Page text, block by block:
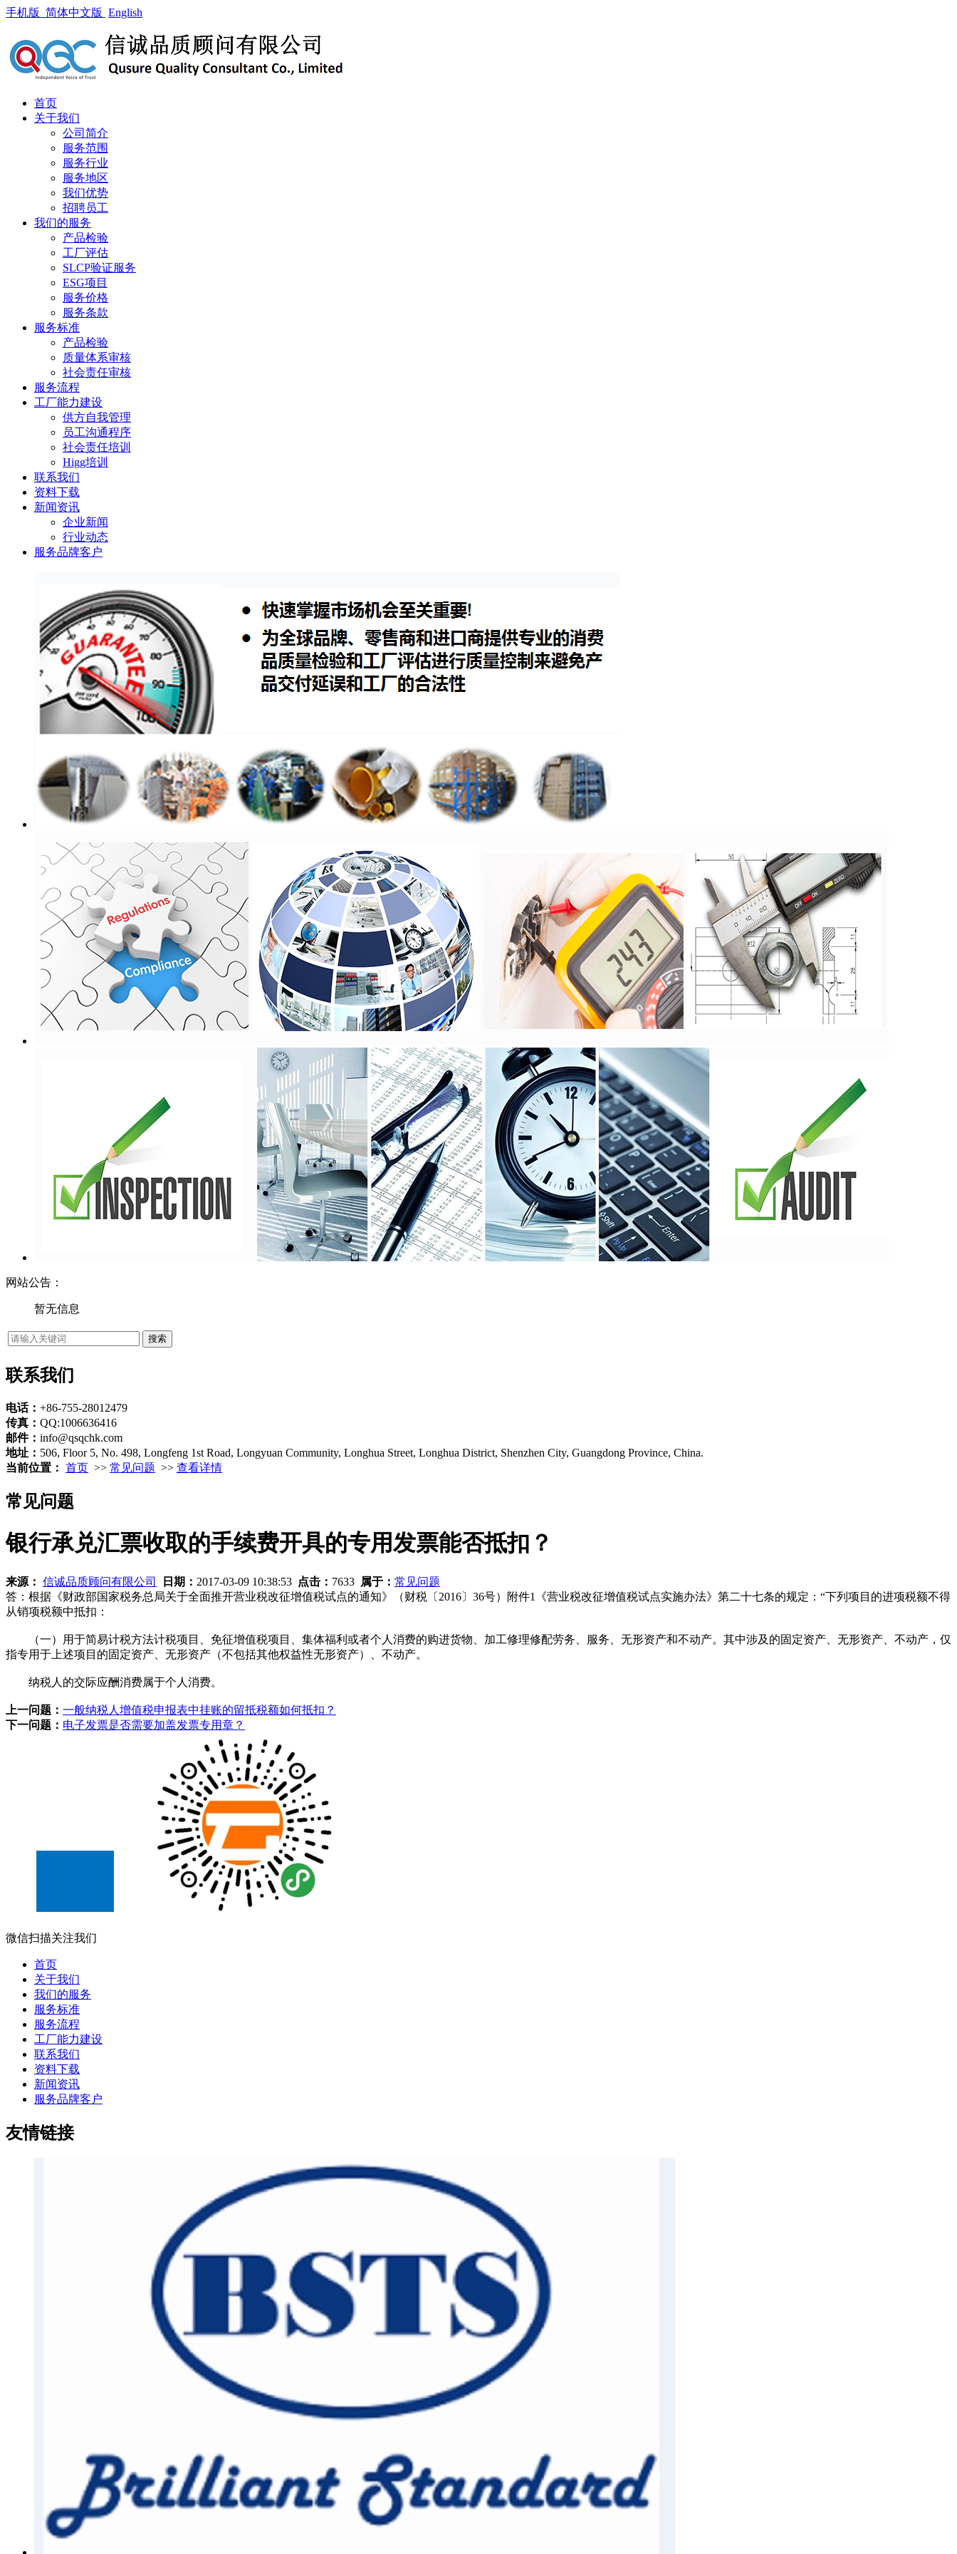
手机版 简体中文版 English
首页
关于我们
公司简介
服务范围
服务行业
服务地区
我们优势
招聘员工
我们的服务
产品检验
工厂评估
SLCP验证服务
ESG项目
服务价格
服务条款
服务标准
产品检验
质量体系审核
社会责任审核
服务流程
工厂能力建设
供方自我管理
员工沟通程序
社会责任培训
Higg培训
联系我们
资料下载
新闻资讯
企业新闻
行业动态
服务品牌客户
网站公告：
暂无信息
联系我们
电话： +86-755-28012479
传真： QQ:1006636416
邮件： info@qsqchk.com
地址： 506, Floor 5, No. 498, Longfeng 1st Road, Longyuan Community, Longhua Street, Longhua District, Shenzhen City, Guangdong Province, China.
当前位置： 首页 >> 常见问题 >> 查看详情
常见问题
银行承兑汇票收取的手续费开具的专用发票能否抵扣？
来源： 信诚品质顾问有限公司 日期： 2017-03-09 10:38:53 点击： 7633 属于： 常见问题
答：根据《财政部国家税务总局关于全面推开营业税改征增值税试点的通知》（财税〔2016〕36号）附件1《营业税改征增值税试点实施办法》第二十七条的规定：“下列项目的进项税额不得
从销项税额中抵扣：
（一）用于简易计税方法计税项目、免征增值税项目、集体福利或者个人消费的购进货物、加工修理修配劳务、服务、无形资产和不动产。其中涉及的固定资产、无形资产、不动产，仅
指专用于上述项目的固定资产、无形资产（不包括其他权益性无形资产）、不动产。
纳税人的交际应酬消费属于个人消费。
上一问题： 一般纳税人增值税申报表中挂账的留抵税额如何抵扣？
下一问题： 电子发票是否需要加盖发票专用章？
微信扫描关注我们
首页
关于我们
我们的服务
服务标准
服务流程
工厂能力建设
联系我们
资料下载
新闻资讯
服务品牌客户
友情链接